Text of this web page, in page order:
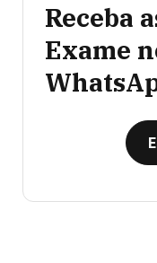
Receba
Exame